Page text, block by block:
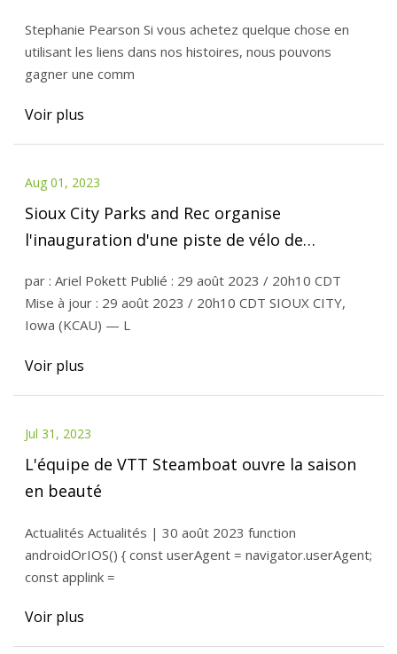
Stephanie Pearson Si vous achetez quelque chose en
utilisant les liens dans nos histoires, nous pouvons
gagner une comm
Voir plus
Aug 01, 2023
Sioux City Parks and Rec organise
l'inauguration d'une piste de vélo de
par : Ariel Pokett Publié : 29 août 2023 / 20h10 CDT
Mise à jour : 29 août 2023 / 20h10 CDT SIOUX CITY,
Iowa (KCAU) — L
Voir plus
Jul 31, 2023
L'équipe de VTT Steamboat ouvre la saison
en beauté
Actualités Actualités | 30 août 2023 function
androidOrIOS() { const userAgent = navigator.userAgent;
const applink =
Voir plus